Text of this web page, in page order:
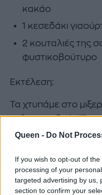
Queen - Do Not
If you wish to opt-out of
processing of your
targeted advertising by us,
section to confirm your
κακάο
1 κεσεδάκι
2 κουταλιές της
φυστικοβούτυρο
Εκτέλεση:
Τα χτυπάμε στο
πολτοποιηθούν!
Τόσο απλό! Πάμε να
νιφάδες κακάο,
ιδιαίτερο εξωτικό
αλλιώς η ονομασία